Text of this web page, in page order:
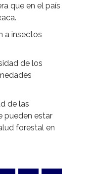
que en el país
a insectos
de los
de las
pueden estar
forestal en